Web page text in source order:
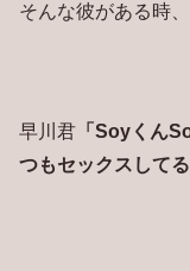
そんな彼がある時、
早川君 「Soyくん
つもセックスしてる